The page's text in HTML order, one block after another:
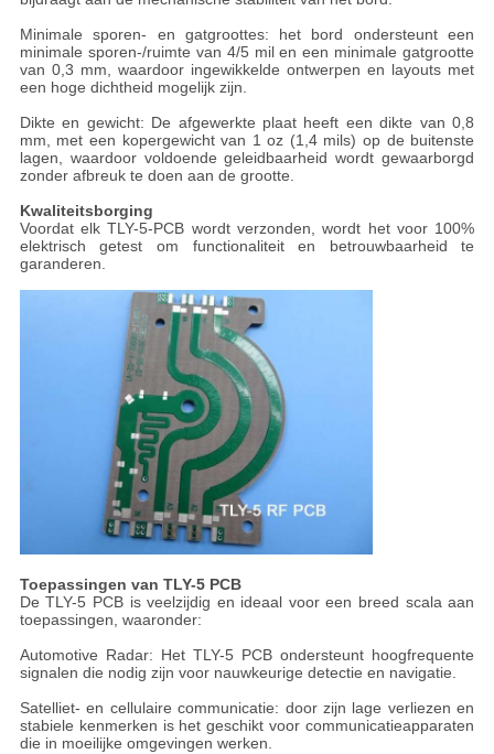
Minimale sporen- en gatgroottes: het bord ondersteunt een
minimale sporen-/ruimte van 4/5 mil en een minimale gatgrootte
van 0,3 mm, waardoor ingewikkelde ontwerpen en layouts met
een hoge dichtheid mogelijk zijn.
Dikte en gewicht: De afgewerkte plaat heeft een dikte van 0,8
mm, met een kopergewicht van 1 oz (1,4 mils) op de buitenste
lagen, waardoor voldoende geleidbaarheid wordt gewaarborgd
zonder afbreuk te doen aan de grootte.
Kwaliteitsborging
Voordat elk TLY-5-PCB wordt verzonden, wordt het voor 100%
elektrisch getest om functionaliteit en betrouwbaarheid te
garanderen.
Toepassingen van TLY-5 PCB
De TLY-5 PCB is veelzijdig en ideaal voor een breed scala aan
toepassingen, waaronder:
Automotive Radar: Het TLY-5 PCB ondersteunt hoogfrequente
signalen die nodig zijn voor nauwkeurige detectie en navigatie.
Satelliet- en cellulaire communicatie: door zijn lage verliezen en
stabiele kenmerken is het geschikt voor communicatieapparaten
die in moeilijke omgevingen werken.